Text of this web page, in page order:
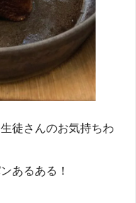
徒さんのお気持ちわ
あるある！